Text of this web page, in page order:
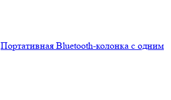
Портативная Bluetooth-колонка c одним